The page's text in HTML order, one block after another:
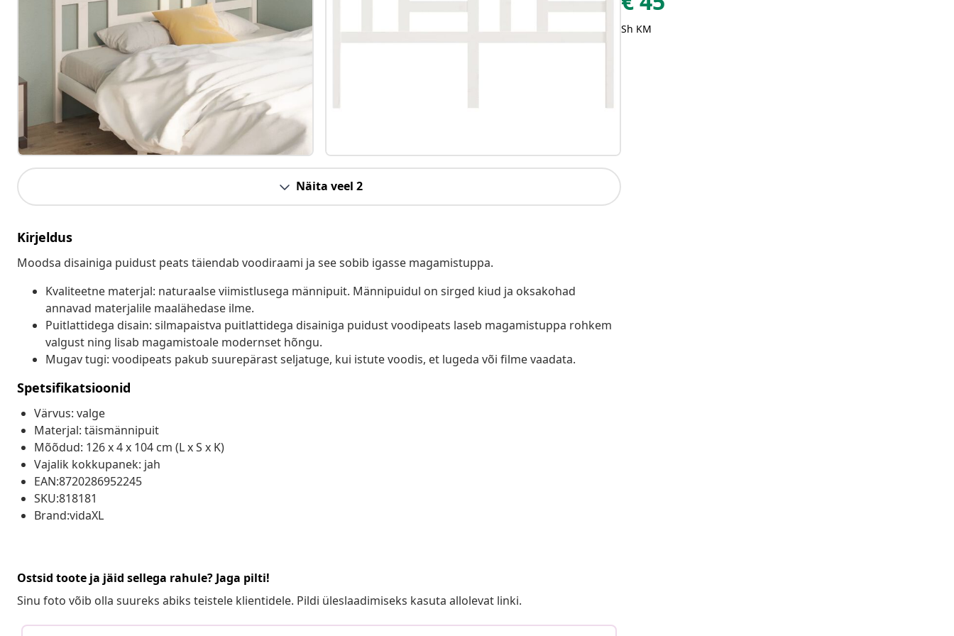
Näita veel 2
Kirjeldus
Moodsa disainiga puidust peats täiendab voodiraami ja see sobib igasse magamistuppa.
Kvaliteetne materjal: naturaalse viimistlusega männipuit. Männipuidul on sirged kiud ja oksakohad
annavad materjalile maalähedase ilme.
Puitlattidega disain: silmapaistva puitlattidega disainiga puidust voodipeats laseb magamistuppa rohkem
valgust ning lisab magamistoale modernset hõngu.
Mugav tugi: voodipeats pakub suurepärast seljatuge, kui istute voodis, et lugeda või filme vaadata.
Spetsifikatsioonid
Värvus: valge
Materjal: täismännipuit
Mõõdud: 126 x 4 x 104 cm (L x S x K)
Vajalik kokkupanek: jah
EAN:8720286952245
SKU:818181
Brand:vidaXL
Ostsid toote ja jäid sellega rahule? Jaga pilti!
Sinu foto võib olla suureks abiks teistele klientidele. Pildi üleslaadimiseks kasuta allolevat linki.
Sh KM